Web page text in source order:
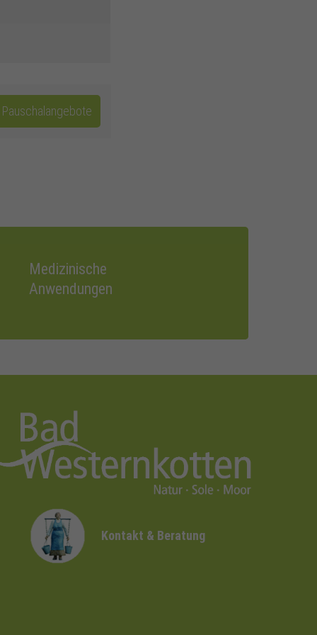
Medizinische
Anwendungen
Kontakt & Beratung